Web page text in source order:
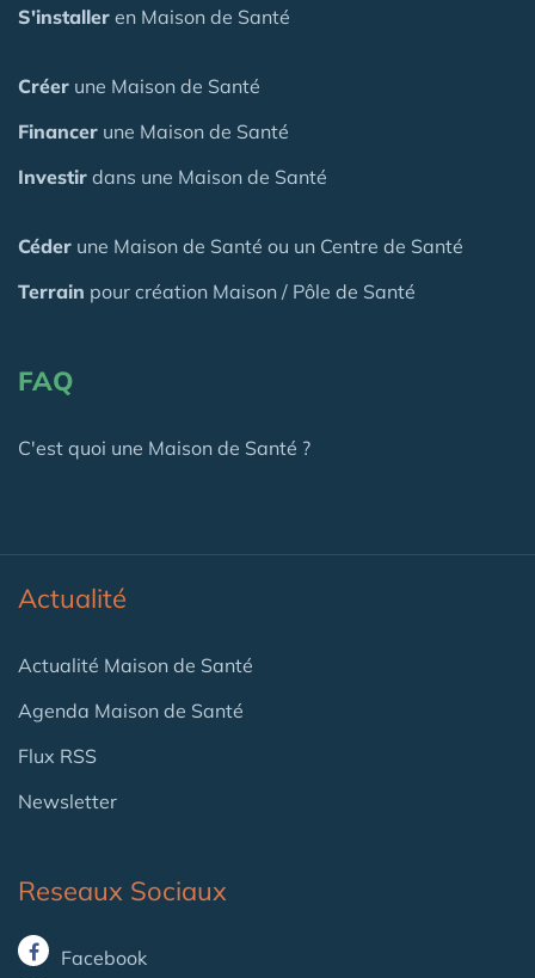
S'installer en Maison de Santé
Créer une Maison de Santé
Financer une Maison de Santé
Investir dans une Maison de Santé
Céder une Maison de Santé ou un Centre de Santé
Terrain pour création Maison / Pôle de Santé
FAQ
C'est quoi une Maison de Santé ?
Actualité
Actualité Maison de Santé
Agenda Maison de Santé
Flux RSS
Newsletter
Reseaux Sociaux
Facebook